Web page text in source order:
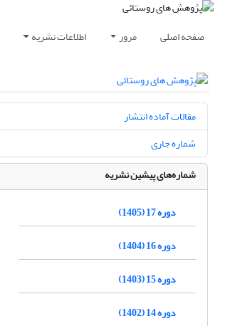
صفحه اصلی مرور اطلاعات نشریه
مقالات آماده انتشار
شماره جاری
شماره‌های پیشین نشریه
دوره 17 (1405)
دوره 16 (1404)
دوره 15 (1403)
دوره 14 (1402)